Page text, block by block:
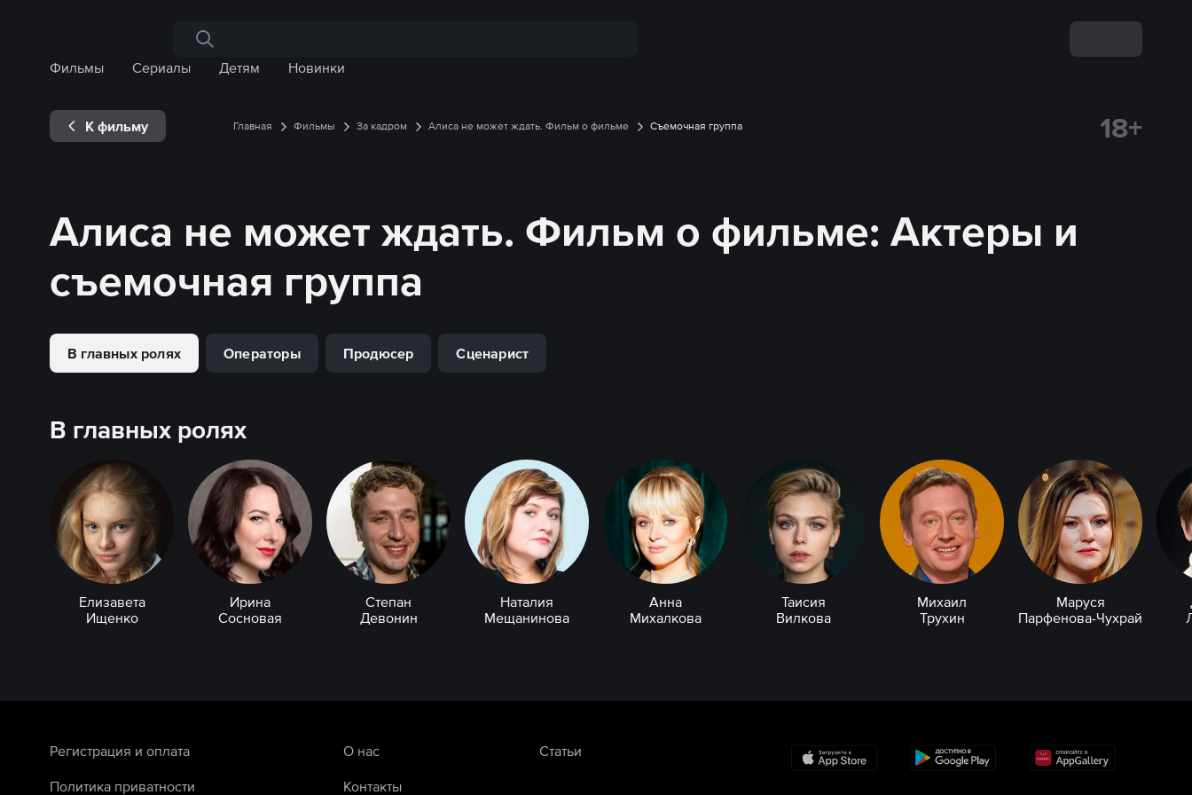
Поиск по сайту
Фильмы
Сериалы Детям Новинки
К фильму Главная Фильмы За кадром Алиса не может ждать. Фильм о фильме Съемочная группа 18+
Алиса не может ждать. Фильм о фильме: Актеры и
съемочная группа
В главных ролях Операторы Продюсер Сценарист
В главных ролях
Елизавета
Ищенко
Ирина
Сосновая
Степан
Девонин
Наталия
Мещанинова
Анна
Михалкова
Таисия
Вилкова
Михаил
Трухин
Маруся
Парфенова-Чухрай
Регистрация и оплата
Политика приватности
О нас
Контакты
Статьи